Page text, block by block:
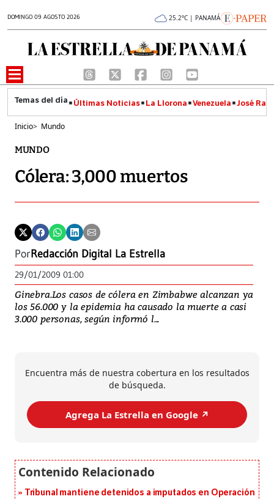
DOMINGO 09 AGOSTO 2026 25.2°C | PANAMÁ
Últimas Noticias La Llorona Venezuela José
Inicio> Mundo
MUNDO
Cólera: 3,000 muertos
PorRedacción Digital La Estrella
29/01/2009 01:00
Ginebra.Los casos de cólera en Zimbabwe alcanzan ya
los 56.000 y la epidemia ha causado la muerte a casi
3.000 personas, según informó l...
Encuentra más de nuestra cobertura en los resultados
de búsqueda.
Agrega La Estrella en Google ↗️
Tribunal mantiene detenidos a imputados en Operación